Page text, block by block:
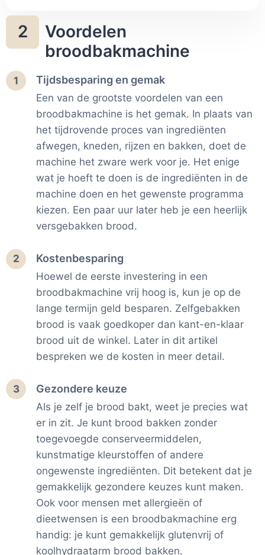
rozijnenbrood, pizzadeeg, glutenvrij brood en jam. Binnen
de programma's pas je de korstkleur naar wens aan. Met
de startuitstel zet je de broodbakmachine met de
ingrediënten tot wel 13 uur van te voren klaar. Zo zet je 'm
bijvoorbeeld 's avonds klaar, zodat je 's ochtends wakker
wordt met de geur van een versgebakken brood. Na
gebruik reinig je het bakblik eenvoudig met de hand,
dankzij de antiaanbaklaag.
2
Voordelen
broodbakmachine
1 Tijdsbesparing en gemak
Een van de grootste voordelen van een
broodbakmachine is het gemak. In plaats van
het tijdrovende proces van ingrediënten
afwegen, kneden, rijzen en bakken, doet de
machine het zware werk voor je. Het enige
wat je hoeft te doen is de ingrediënten in de
machine doen en het gewenste programma
kiezen. Een paar uur later heb je een heerlijk
versgebakken brood.
2 Kostenbesparing
Hoewel de eerste investering in een
broodbakmachine vrij hoog is, kun je op de
lange termijn geld besparen. Zelfgebakken
brood is vaak goedkoper dan kant-en-klaar
brood uit de winkel. Later in dit artikel
bespreken we de kosten in meer detail.
3 Gezondere keuze
Als je zelf je brood bakt, weet je precies wat
er in zit. Je kunt brood bakken zonder
toegevoegde conserveermiddelen,
kunstmatige kleurstoffen of andere
ongewenste ingrediënten. Dit betekent dat je
gemakkelijk gezondere keuzes kunt maken.
Ook voor mensen met allergieën of
dieetwensen is een broodbakmachine erg
handig: je kunt gemakkelijk glutenvrij of
koolhydraatarm brood bakken.